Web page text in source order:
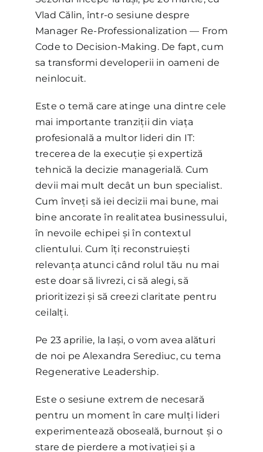
Vlad Călin, într-o sesiune despre
Manager Re-Professionalization — From
Code to Decision-Making. De fapt, cum
sa transformi developerii in oameni de
neinlocuit.
Este o temă care atinge una dintre cele
mai importante tranziții din viața
profesională a multor lideri din IT:
trecerea de la execuție și expertiză
tehnică la decizie managerială. Cum
devii mai mult decât un bun specialist.
Cum înveți să iei decizii mai bune, mai
bine ancorate în realitatea businessului,
în nevoile echipei și în contextul
clientului. Cum îți reconstruiești
relevanța atunci când rolul tău nu mai
este doar să livrezi, ci să alegi, să
prioritizezi și să creezi claritate pentru
ceilalți.
Pe 23 aprilie, la Iași, o vom avea alături
de noi pe Alexandra Serediuc, cu tema
Regenerative Leadership.
Este o sesiune extrem de necesară
pentru un moment în care mulți lideri
experimentează oboseală, burnout și o
stare de pierdere a motivației și a